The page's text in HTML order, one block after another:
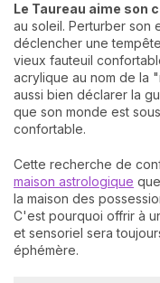
Le Taureau aime son
au soleil. Perturber son
déclencher une
vieux fauteuil
acrylique au nom de la
aussi bien déclarer la
que son monde est
confortable.
Cette recherche de
maison astrologique
la maison des
C'est pourquoi offrir à
et sensoriel sera
éphémère.